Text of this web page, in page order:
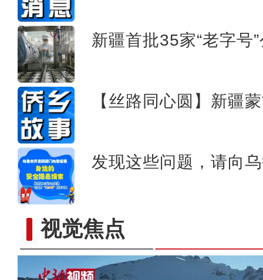
新疆首批35家“老字号
【丝路同心圆】新疆
发现这些问题，请向
视觉焦点新疆叶城县2024年G219新